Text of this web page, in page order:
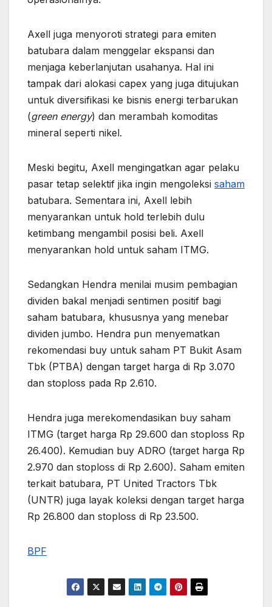
Axell juga menyoroti strategi para emiten
batubara dalam menggelar ekspansi dan
menjaga keberlanjutan usahanya. Hal ini
tampak dari alokasi capex yang juga ditujukan
untuk diversifikasi ke bisnis energi terbarukan
(green energy) dan merambah komoditas
mineral seperti nikel.
Meski begitu, Axell mengingatkan agar pelaku
pasar tetap selektif jika ingin mengoleksi saham
batubara. Sementara ini, Axell lebih
menyarankan untuk hold terlebih dulu
ketimbang mengambil posisi beli. Axell
menyarankan hold untuk saham ITMG.
Sedangkan Hendra menilai musim pembagian
dividen bakal menjadi sentimen positif bagi
saham batubara, khususnya yang menebar
dividen jumbo. Hendra pun menyematkan
rekomendasi buy untuk saham PT Bukit Asam
Tbk (PTBA) dengan target harga di Rp 3.070
dan stoploss pada Rp 2.610.
Hendra juga merekomendasikan buy saham
ITMG (target harga Rp 29.600 dan stoploss Rp
26.400). Kemudian buy ADRO (target harga Rp
2.970 dan stoploss di Rp 2.600). Saham emiten
terkait batubara, PT United Tractors Tbk
(UNTR) juga layak koleksi dengan target harga
Rp 26.800 dan stoploss di Rp 23.500.
BPF